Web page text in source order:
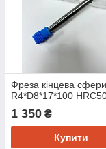
Фреза кінцева
R4*D8*17*100
1 350 ₴
Купити